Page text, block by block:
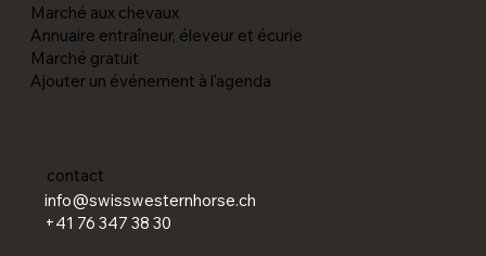
Marché aux chevaux
Annuaire entraîneur, éleveur et écurie
Marché gratuit
Ajouter un événement à l'agenda
contact
info@swisswesternhorse.ch
+41 76 347 38 30